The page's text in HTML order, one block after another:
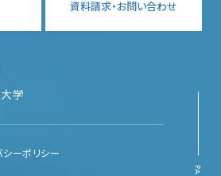
資料請求・お問い合わせ
学
シーポリシー